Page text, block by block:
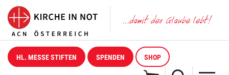
HL. MESSE STIFTEN SPENDEN SHOP